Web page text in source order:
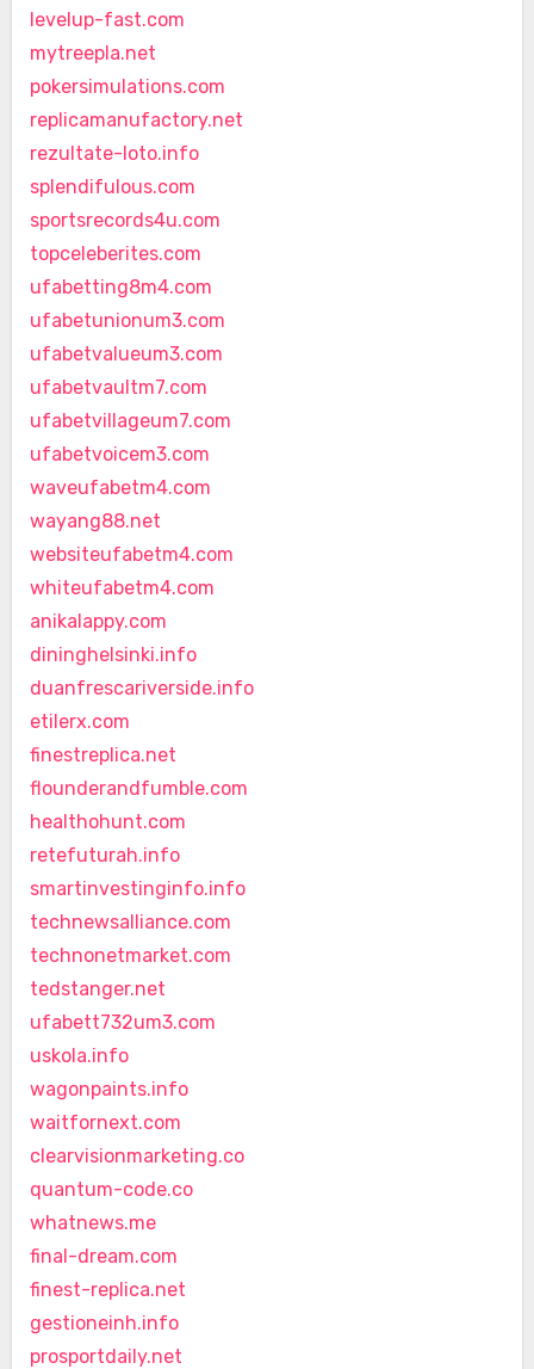
levelup-fast.com
mytreepla.net
pokersimulations.com
replicamanufactory.net
rezultate-loto.info
splendifulous.com
sportsrecords4u.com
topceleberites.com
ufabetting8m4.com
ufabetunionum3.com
ufabetvalueum3.com
ufabetvaultm7.com
ufabetvillageum7.com
ufabetvoicem3.com
waveufabetm4.com
wayang88.net
websiteufabetm4.com
whiteufabetm4.com
anikalappy.com
dininghelsinki.info
duanfrescariverside.info
etilerx.com
finestreplica.net
flounderandfumble.com
healthohunt.com
retefuturah.info
smartinvestinginfo.info
technewsalliance.com
technonetmarket.com
tedstanger.net
ufabett732um3.com
uskola.info
wagonpaints.info
waitfornext.com
clearvisionmarketing.co
quantum-code.co
whatnews.me
final-dream.com
finest-replica.net
gestioneinh.info
prosportdaily.net